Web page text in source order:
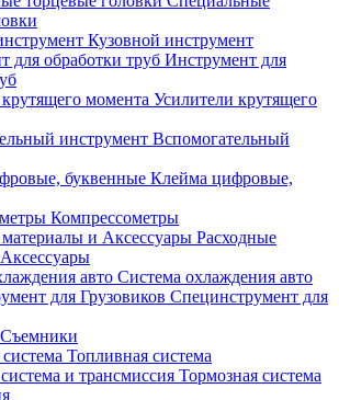
Кузовной инструмент
Инструмент для
Усилители крутящего
Вспомогательный
Клейма цифровые,
Компрессометры
Расходные
Система охлаждения авто
Специнструмент для
Съемники
Топливная система
Тормозная система